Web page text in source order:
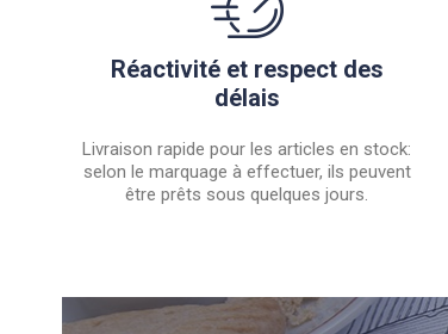
Réactivité et respect des
délais
Livraison rapide pour les articles en stock:
selon le marquage à effectuer, ils peuvent
être prêts sous quelques jours.